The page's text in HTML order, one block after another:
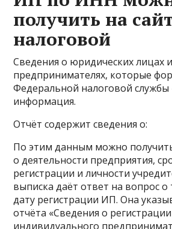
получить на
налоговой
Сведения о юридических лицах и
предпринимателях, которые
Федеральной налоговой службы
информация.
Отчёт содержит сведения о:
По этим данным можно
о деятельности предприятия,
регистрации и личности
выписка даёт ответ на вопрос о
дату регистрации ИП. Она
отчёта «Сведения о регистрации
индивидуального